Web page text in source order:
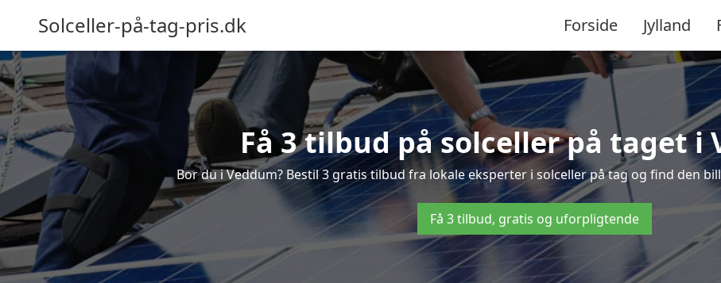
Solceller-på-tag-pris.dk Forside Jylland
Få 3 tilbud på solceller på taget i
Bor du i Veddum? Bestil 3 gratis tilbud fra lokale eksperter i solceller på tag og find den
Få 3 tilbud, gratis og uforpligtende